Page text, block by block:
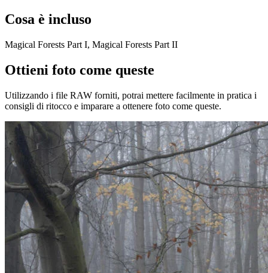
Cosa è incluso
Magical Forests Part I, Magical Forests Part II
Ottieni foto come queste
Utilizzando i file RAW forniti, potrai mettere facilmente in pratica i
consigli di ritocco e imparare a ottenere foto come queste.